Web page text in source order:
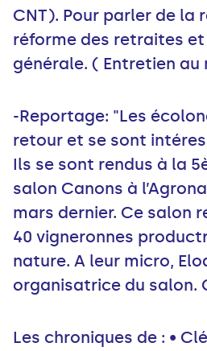
CNT). Pour parler de la
réforme des retraites
générale. ( Entretien au
-Reportage: "Les
retour et se sont
Ils se sont rendus à la
salon Canons à
mars dernier. Ce salon
40 vigneronnes
nature. A leur micro,
organisatrice du salon.
Les chroniques de : •